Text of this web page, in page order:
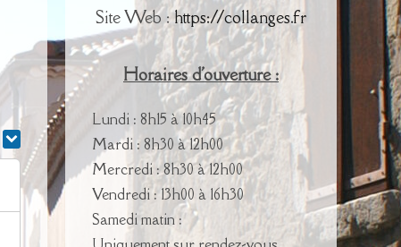
Site Web :https://collanges.fr
Horaires d'ouverture :
Lundi : 8h15 à 10h45
Mardi : 8h30 à 12h00
Mercredi : 8h30 à 12h00
Vendredi : 13h00 à 16h30
Samedi matin :